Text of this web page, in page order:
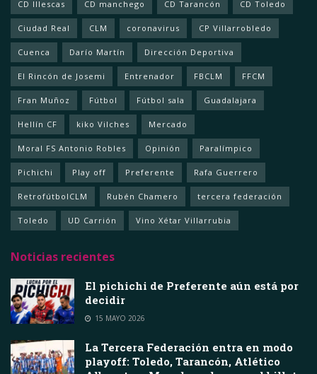
CD Illescas CD manchego CD Tarancón CD Toledo
Ciudad Real CLM coronavirus CP Villarrobledo
Cuenca Darío Martín Dirección Deportiva
El Rincón de Josemi Entrenador FBCLM FFCM
Fran Muñoz Fútbol Fútbol sala Guadalajara
Hellín CF kiko Vilches Mercado
Moral FS Antonio Robles Opinión Paralímpico
Pichichi Play off Preferente Rafa Guerrero
RetrofútbolCLM Rubén Chamero tercera federación
Toledo UD Carrión Vino Xétar Villarrubia
Noticias recientes
El pichichi de Preferente aún está por
decidir
15 MAYO 2026
La Tercera Federación entra en modo
playoff: Toledo, Tarancón, Atlético